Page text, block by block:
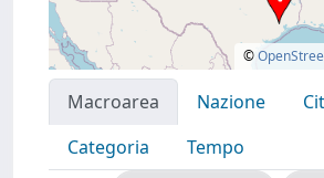
©
Macroarea Nazione
Categoria
Tempo